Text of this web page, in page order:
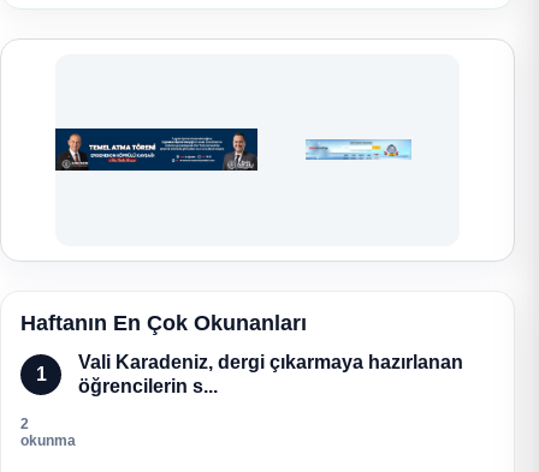
Haftanın En Çok Okunanları
1
Vali Karadeniz, dergi çıkarmaya hazırlanan
öğrencilerin s...
2
okunma